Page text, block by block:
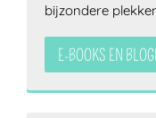
bijzondere
E-BOOKS EN